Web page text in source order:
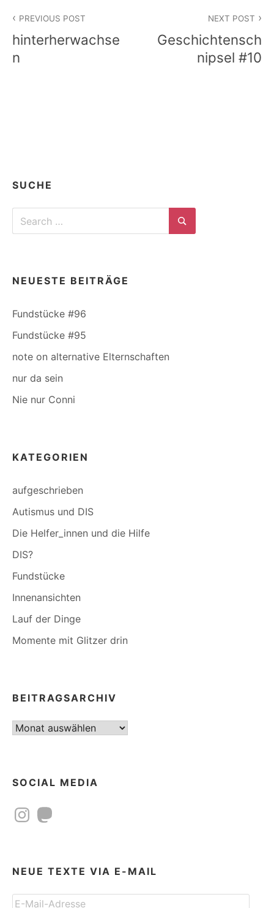
PREVIOUS POST
hinterherwachse
n
NEXT POST
Geschichtensch
nipsel #10
SUCHE
Search
for:
Search
NEUESTE BEITRÄGE
Fundstücke #96
Fundstücke #95
note on alternative Elternschaften
nur da sein
Nie nur Conni
KATEGORIEN
aufgeschrieben
Autismus und DIS
Die Helfer_innen und die Hilfe
DIS?
Fundstücke
Innenansichten
Lauf der Dinge
Momente mit Glitzer drin
BEITRAGSARCHIV
Beitragsarchiv
SOCIAL MEDIA
InstagramMastodon
NEUE TEXTE VIA E-MAIL
E-